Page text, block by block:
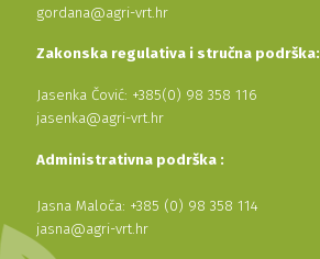
gordana@agri-vrt.hr
Zakonska regulativa i stručna podrška:
Jasenka Čović: +385(0) 98 358 116
jasenka@agri-vrt.hr
Administrativna podrška :
Jasna Maloča: +385 (0) 98 358 114
jasna@agri-vrt.hr